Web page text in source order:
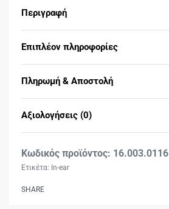
Περιγραφή
Επιπλέον πληροφορίες
Πληρωμή & Αποστολή
Αξιολογήσεις (0)
16.003.0116
Ετικέτα: In-ear
SHARE